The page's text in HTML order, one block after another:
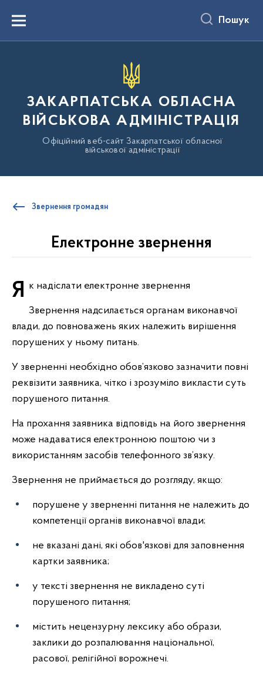
вмістуMenu Пошук
ЗАКАРПАТСЬКА ОБЛАСНА
ВІЙСЬКОВА АДМІНІСТРАЦІЯ
Офіційний веб-сайт Закарпатської обласної
військової адміністрації
Звернення громадян
Електронне звернення
Як надіслати електронне звернення
Звернення надсилається органам виконавчої
влади, до повноважень яких належить вирішення
порушених у ньому питань.
У зверненні необхідно обов’язково зазначити повні
реквізити заявника, чітко і зрозуміло викласти суть
порушеного питання.
На прохання заявника відповідь на його звернення
може надаватися електронною поштою чи з
використанням засобів телефонного зв’язку.
Звернення не приймається до розгляду, якщо:
порушене у зверненні питання не належить до
компетенції органів виконавчої влади;
не вказані дані, які обов'язкові для заповнення
картки заявника;
у тексті звернення не викладено суті
порушеного питання;
містить нецензурну лексику або образи,
заклики до розпалювання національної,
расової, релігійної ворожнечі.